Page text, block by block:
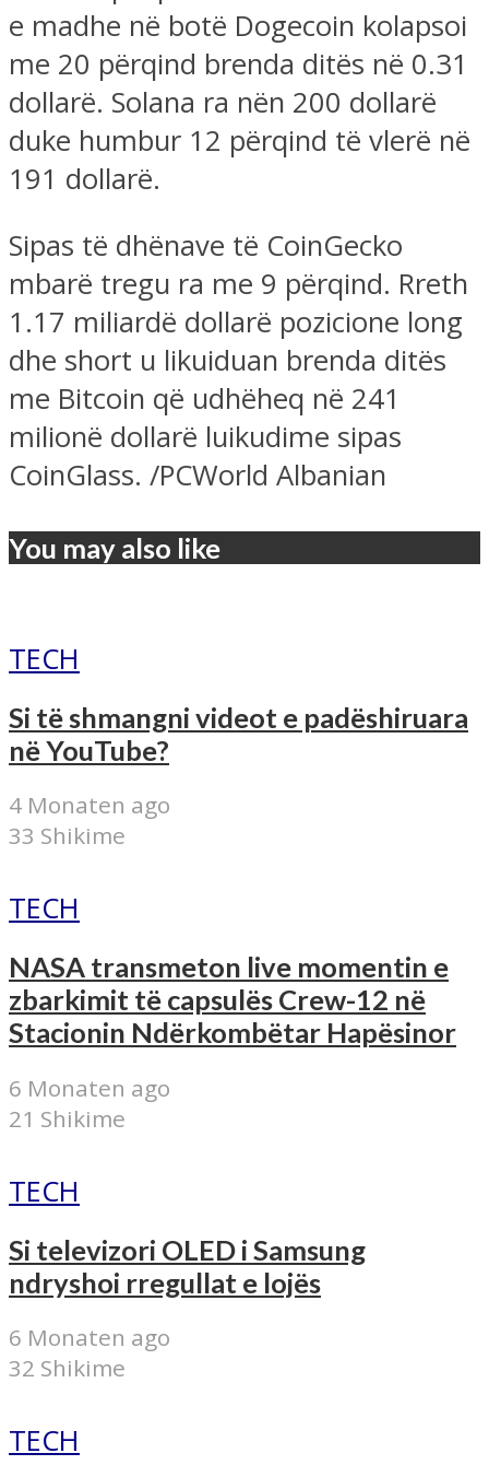
e madhe në botë Dogecoin kolapsoi
me 20 përqind brenda ditës në 0.31
dollarë. Solana ra nën 200 dollarë
duke humbur 12 përqind të vlerë në
191 dollarë.
Sipas të dhënave të CoinGecko
mbarë tregu ra me 9 përqind. Rreth
1.17 miliardë dollarë pozicione long
dhe short u likuiduan brenda ditës
me Bitcoin që udhëheq në 241
milionë dollarë luikudime sipas
CoinGlass. /PCWorld Albanian
You may also like
TECH
Si të shmangni videot e padëshiruara
në YouTube?
4 Monaten ago
33 Shikime
TECH
NASA transmeton live momentin e
zbarkimit të capsulës Crew-12 në
Stacionin Ndërkombëtar Hapësinor
6 Monaten ago
21 Shikime
TECH
Si televizori OLED i Samsung
ndryshoi rregullat e lojës
6 Monaten ago
32 Shikime
TECH